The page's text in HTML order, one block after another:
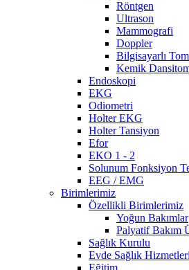
Röntgen
Ultrason
Mammografi
Doppler
Bilgisayarlı
Kemik
Endoskopi
EKG
Odiometri
Holter EKG
Holter Tansiyon
Efor
EKO 1 - 2
Solunum Fonksiyon
EEG / EMG
Birimlerimiz
Özellikli Birimlerimiz
Yoğun Bakımlar
Palyatif Bakım
Sağlık Kurulu
Evde Sağlık Hizmetleri
Eğitim